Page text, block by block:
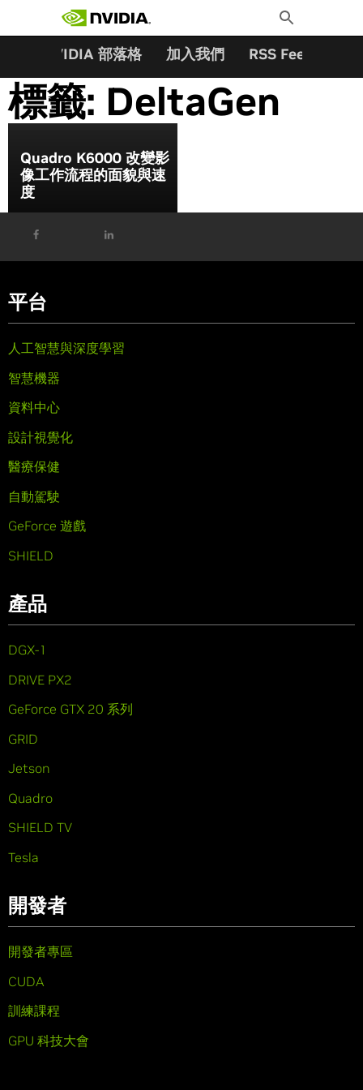
Toggle
Search
NVIDIA 部落格 加入我們 RSS Feeds
標籤: DeltaGen
Quadro K6000 改變影
像工作流程的面貌與速
度
平台
人工智慧與深度學習
智慧機器
資料中心
設計視覺化
醫療保健
自動駕駛
GeForce 遊戲
SHIELD
產品
DGX-1
DRIVE PX2
GeForce GTX 20 系列
GRID
Jetson
Quadro
SHIELD TV
Tesla
開發者
開發者專區
CUDA
訓練課程
GPU 科技大會